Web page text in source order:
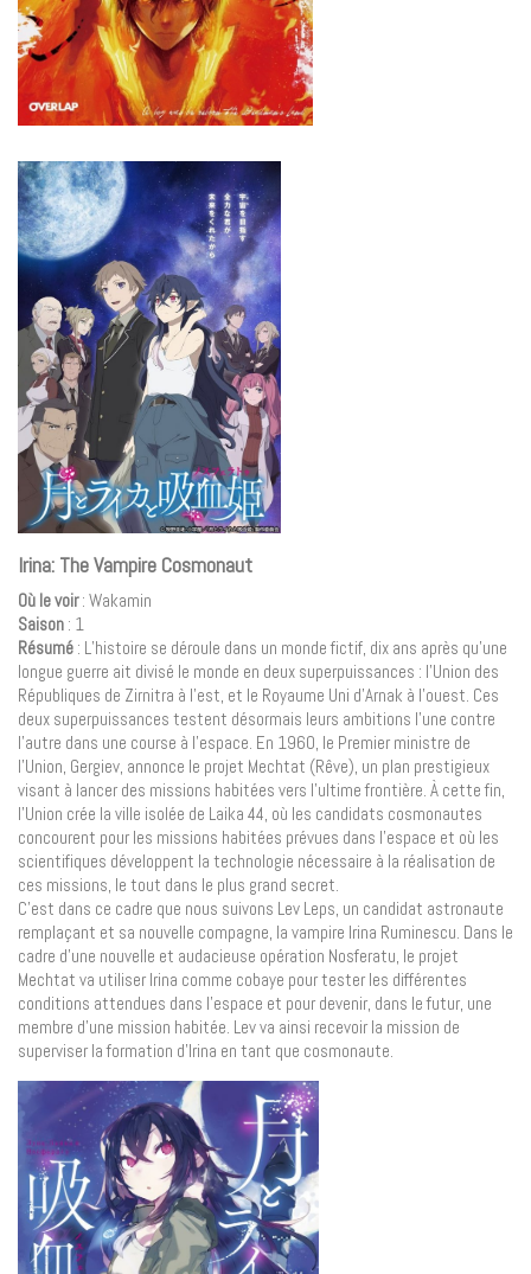
Irina: The Vampire Cosmonaut
Où le voir: Wakamin
Saison : 1
Résumé : L’histoire se déroule dans un monde fictif, dix ans après qu’une
longue guerre ait divisé le monde en deux superpuissances : l’Union des
Républiques de Zirnitra à l’est, et le Royaume Uni d’Arnak à l’ouest. Ces
deux superpuissances testent désormais leurs ambitions l’une contre
l’autre dans une course à l’espace. En 1960, le Premier ministre de
l’Union, Gergiev, annonce le projet Mechtat (Rêve), un plan prestigieux
visant à lancer des missions habitées vers l’ultime frontière. À cette fin,
l’Union crée la ville isolée de Laika 44, où les candidats cosmonautes
concourent pour les missions habitées prévues dans l’espace et où les
scientifiques développent la technologie nécessaire à la réalisation de
ces missions, le tout dans le plus grand secret.
C’est dans ce cadre que nous suivons Lev Leps, un candidat astronaute
remplaçant et sa nouvelle compagne, la vampire Irina Ruminescu. Dans le
cadre d’une nouvelle et audacieuse opération Nosferatu, le projet
Mechtat va utiliser Irina comme cobaye pour tester les différentes
conditions attendues dans l’espace et pour devenir, dans le futur, une
membre d’une mission habitée. Lev va ainsi recevoir la mission de
superviser la formation d’Irina en tant que cosmonaute.